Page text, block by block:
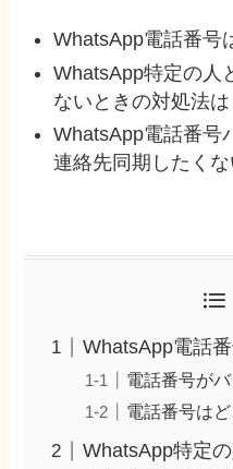
WhatsApp電話番号
WhatsApp特定の人
ないときの対処法は
WhatsApp電話番号
連絡先同期したく
WhatsApp電話
電話番号が
電話番号は
WhatsApp特定